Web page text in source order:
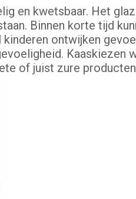
en kwetsbaar. Het
Binnen korte tijd
kinderen ontwijken
Kaaskiezen
of juist zure